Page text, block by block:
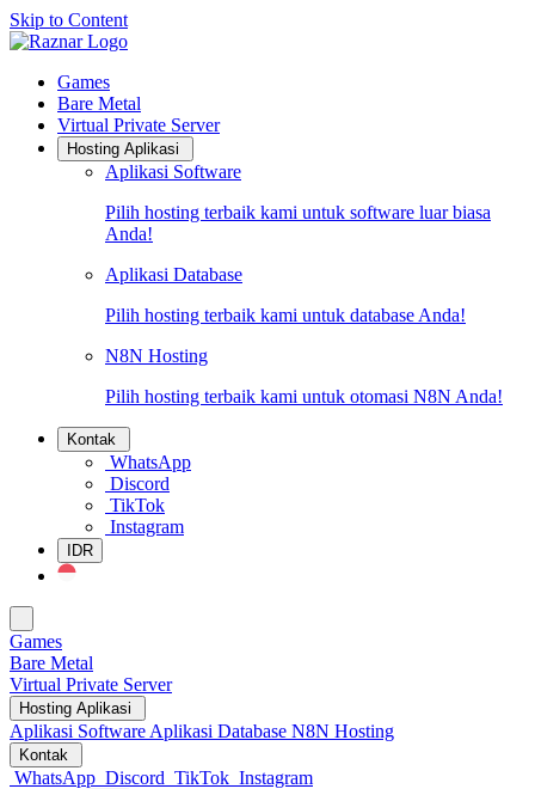
Skip to Content
Raznar Home
Games
Bare Metal
Virtual Private Server
Hosting Aplikasi
Aplikasi Software
Pilih hosting terbaik kami untuk software luar biasa
Anda!
Aplikasi Database
Pilih hosting terbaik kami untuk database Anda!
N8N Hosting
Pilih hosting terbaik kami untuk otomasi N8N Anda!
Kontak
WhatsApp
Discord
TikTok
Instagram
IDR
Change Language
Games
Bare Metal
Virtual Private Server
Hosting Aplikasi
Aplikasi Software Aplikasi Database N8N Hosting
Kontak
WhatsApp Discord TikTok Instagram